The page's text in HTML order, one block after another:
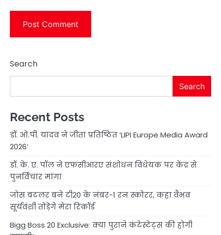
Search
Search
Recent Posts
डॉ. ओ.पी. यादव ने जीता प्रतिष्ठित ‘LIPI Europe Media Award
2026’
डॉ. के. ए. पॉल ने एफसीआरए संशोधन विधेयक पर केंद्र से
पुनर्विचार मांगा
जोस बटलर बने टी20 के नंबर-1 रन स्कोरर, कहा वैभव
सूर्यवंशी तोड़ेंगे मेरा रिकॉर्ड
Bigg Boss 20 Exclusive: क्या पुराने कंटेस्टेंट्स की होगी